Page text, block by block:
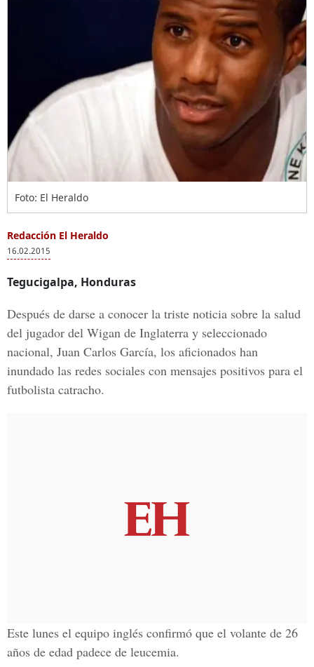
Foto: El Heraldo
Redacción El Heraldo
16.02.2015
Tegucigalpa, Honduras
Después de darse a conocer la triste noticia sobre la salud
del jugador del Wigan de Inglaterra y seleccionado
nacional, Juan Carlos García, los aficionados han
inundado las redes sociales con mensajes positivos para el
futbolista catracho.
Este lunes el equipo inglés confirmó que el volante de 26
años de edad padece de leucemia.